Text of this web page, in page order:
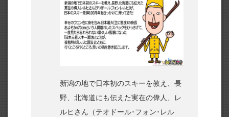
新潟の地で日本初のスキーを教え、長
野、北海道にも伝えた実在の偉人、レ
ルヒさん（テオドール･フォン･レル